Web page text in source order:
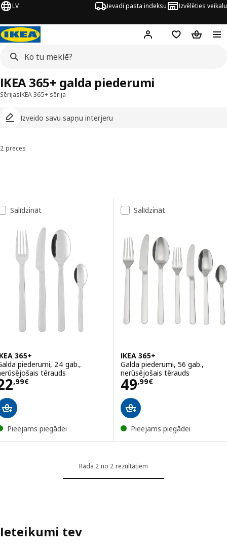
LV Ievadi pasta indeksu Izvēlēties veikalu
Hej! Pierakstīties
PirkumuPirkumu
SērijasIKEA 365+ sērija
Izveido savu sapņu interjeru
IKEA 365+ galda piederumi
Kārtot un filtrēt
2 preces
Rezultātu saraksts
Salīdzināt
365+
piederumi, 24 gab.,
tērauds
,99€22,99€
Pieejams piegādei
Salīdzināt
IKEA 365+
Galda piederumi, 56 gab.,
nerūsējošais tērauds
49,99€
Cena 49,99€
Pieejams piegādei
Rāda 2 no 2 rezultātiem
Ieteikumi tev